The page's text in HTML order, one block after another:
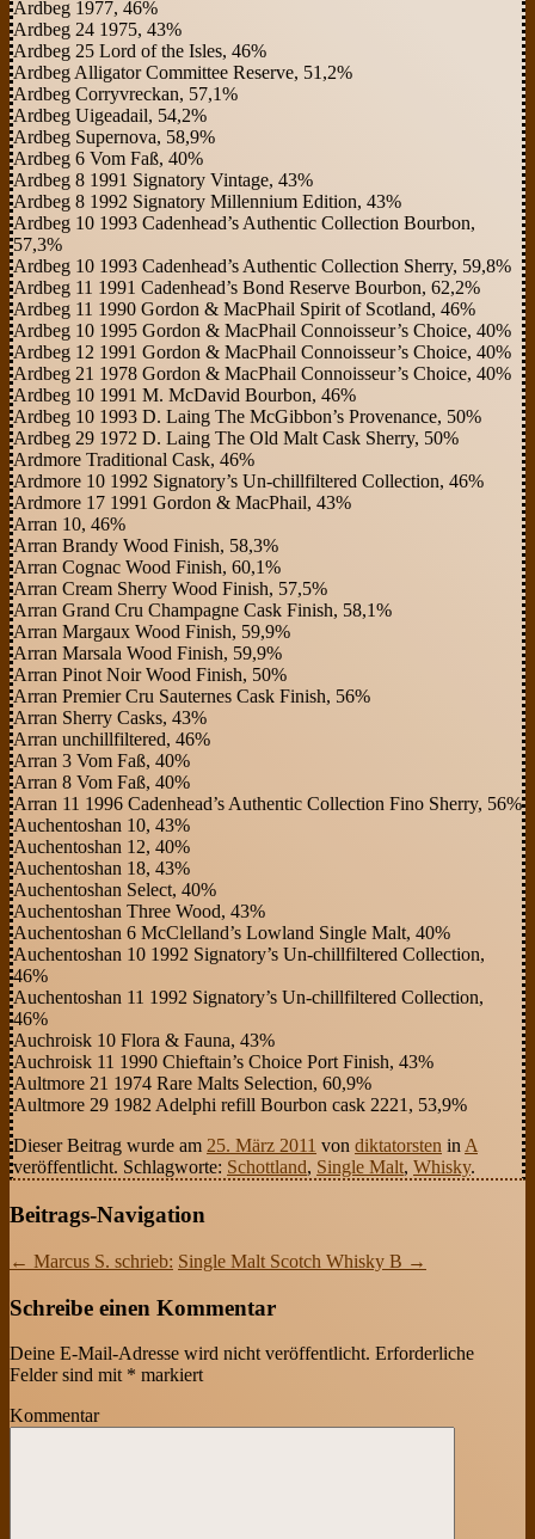
Ardbeg 1977, 46%
Ardbeg 24 1975, 43%
Ardbeg 25 Lord of the Isles, 46%
Ardbeg Alligator Committee Reserve, 51,2%
Ardbeg Corryvreckan, 57,1%
Ardbeg Uigeadail, 54,2%
Ardbeg Supernova, 58,9%
Ardbeg 6 Vom Faß, 40%
Ardbeg 8 1991 Signatory Vintage, 43%
Ardbeg 8 1992 Signatory Millennium Edition, 43%
Ardbeg 10 1993 Cadenhead’s Authentic Collection Bourbon,
57,3%
Ardbeg 10 1993 Cadenhead’s Authentic Collection Sherry, 59,8%
Ardbeg 11 1991 Cadenhead’s Bond Reserve Bourbon, 62,2%
Ardbeg 11 1990 Gordon & MacPhail Spirit of Scotland, 46%
Ardbeg 10 1995 Gordon & MacPhail Connoisseur’s Choice, 40%
Ardbeg 12 1991 Gordon & MacPhail Connoisseur’s Choice, 40%
Ardbeg 21 1978 Gordon & MacPhail Connoisseur’s Choice, 40%
Ardbeg 10 1991 M. McDavid Bourbon, 46%
Ardbeg 10 1993 D. Laing The McGibbon’s Provenance, 50%
Ardbeg 29 1972 D. Laing The Old Malt Cask Sherry, 50%
Ardmore Traditional Cask, 46%
Ardmore 10 1992 Signatory’s Un-chillfiltered Collection, 46%
Ardmore 17 1991 Gordon & MacPhail, 43%
Arran 10, 46%
Arran Brandy Wood Finish, 58,3%
Arran Cognac Wood Finish, 60,1%
Arran Cream Sherry Wood Finish, 57,5%
Arran Grand Cru Champagne Cask Finish, 58,1%
Arran Margaux Wood Finish, 59,9%
Arran Marsala Wood Finish, 59,9%
Arran Pinot Noir Wood Finish, 50%
Arran Premier Cru Sauternes Cask Finish, 56%
Arran Sherry Casks, 43%
Arran unchillfiltered, 46%
Arran 3 Vom Faß, 40%
Arran 8 Vom Faß, 40%
Arran 11 1996 Cadenhead’s Authentic Collection Fino Sherry, 56%
Auchentoshan 10, 43%
Auchentoshan 12, 40%
Auchentoshan 18, 43%
Auchentoshan Select, 40%
Auchentoshan Three Wood, 43%
Auchentoshan 6 McClelland’s Lowland Single Malt, 40%
Auchentoshan 10 1992 Signatory’s Un-chillfiltered Collection,
46%
Auchentoshan 11 1992 Signatory’s Un-chillfiltered Collection,
46%
Auchroisk 10 Flora & Fauna, 43%
Auchroisk 11 1990 Chieftain’s Choice Port Finish, 43%
Aultmore 21 1974 Rare Malts Selection, 60,9%
Aultmore 29 1982 Adelphi refill Bourbon cask 2221, 53,9%
Dieser Beitrag wurde am 25. März 2011 von diktatorsten in A
veröffentlicht. Schlagworte: Schottland, Single Malt, Whisky.
Beitrags-Navigation
← Marcus S. schrieb: Single Malt Scotch Whisky B →
Schreibe einen Kommentar
Deine E-Mail-Adresse wird nicht veröffentlicht. Erforderliche
Felder sind mit * markiert
Kommentar